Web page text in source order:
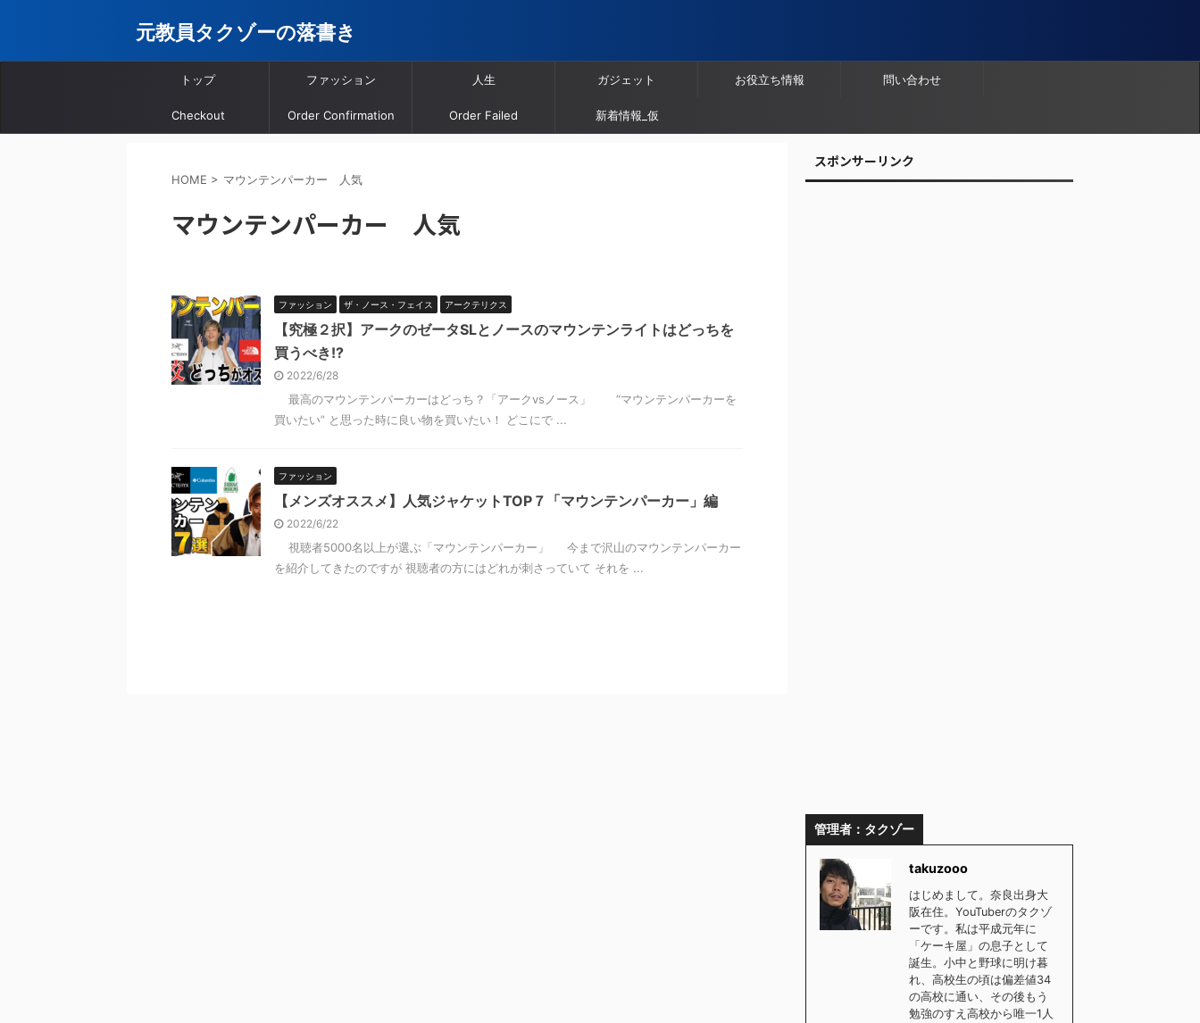
元教員タクゾーの落書き
トップ ファッション 人生 ガジェット お役立ち情報 問い合わせ
Checkout Order Confirmation Order Failed 新着情報_仮
HOME > マウンテンパーカー 人気
マウンテンパーカー 人気
ファッション ザ・ノース・フェイス アークテリクス
【究極２択】アークのゼータSLとノースのマウンテンライトはどっちを
買うべき!?
2022/6/28
最高のマウンテンパーカーはどっち？「アークvsノース」 “マウンテンパーカーを
買いたい” と思った時に良い物を買いたい！ どこにで ...
ファッション
【メンズオススメ】人気ジャケットTOP７「マウンテンパーカー」編
2022/6/22
視聴者5000名以上が選ぶ「マウンテンパーカー」 今まで沢山のマウンテンパーカー
を紹介してきたのですが 視聴者の方にはどれが刺さっていて それを ...
スポンサーリンク
管理者：タクゾー
takuzooo
はじめまして。奈良出身大
阪在住。YouTuberのタクゾ
ーです。私は平成元年に
「ケーキ屋」の息子として
誕生。小中と野球に明け暮
れ、高校生の頃は偏差値34
の高校に通い、その後もう
勉強のすえ高校から唯一1人